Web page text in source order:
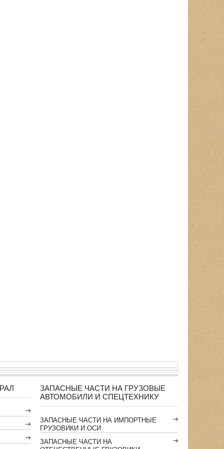
ЗАПАСНЫЕ ЧАСТИ НА ГРУЗОВЫЕ
АВТОМОБИЛИ И СПЕЦТЕХНИКУ
ЗАПАСНЫЕ ЧАСТИ НА ИМПОРТНЫЕ
ГРУЗОВИКИ И ОСИ
ЗАПАСНЫЕ ЧАСТИ НА